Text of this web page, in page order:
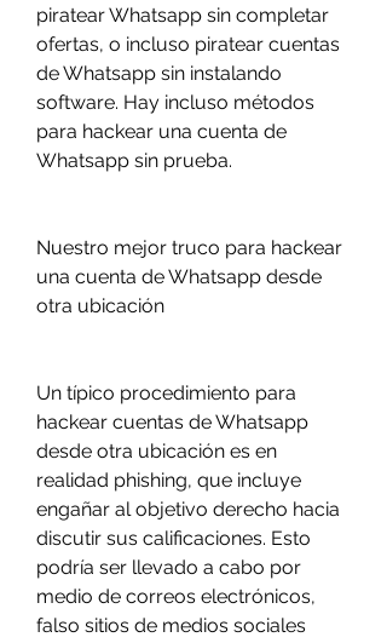
piratear Whatsapp sin completar
ofertas, o incluso piratear cuentas
de Whatsapp sin instalando
software. Hay incluso métodos
para hackear una cuenta de
Whatsapp sin prueba.
Nuestro mejor truco para hackear
una cuenta de Whatsapp desde
otra ubicación
Un típico procedimiento para
hackear cuentas de Whatsapp
desde otra ubicación es en
realidad phishing, que incluye
engañar al objetivo derecho hacia
discutir sus calificaciones. Esto
podría ser llevado a cabo por
medio de correos electrónicos,
falso sitios de medios sociales